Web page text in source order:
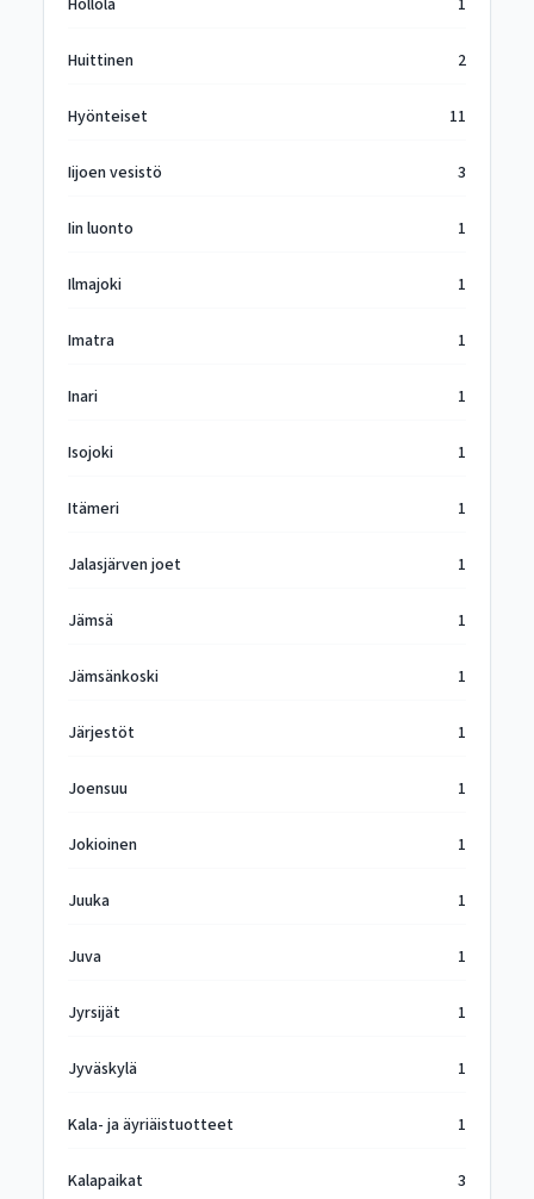
Hollola 1
Huittinen 2
Hyönteiset 11
Iijoen vesistö 3
Iin luonto 1
Ilmajoki 1
Imatra 1
Inari 1
Isojoki 1
Itämeri 1
Jalasjärven joet 1
Jämsä 1
Jämsänkoski 1
Järjestöt 1
Joensuu 1
Jokioinen 1
Juuka 1
Juva 1
Jyrsijät 1
Jyväskylä 1
Kala- ja äyriäistuotteet 1
Kalapaikat 3